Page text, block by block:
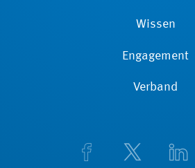
Wissen
Engagement
Verband